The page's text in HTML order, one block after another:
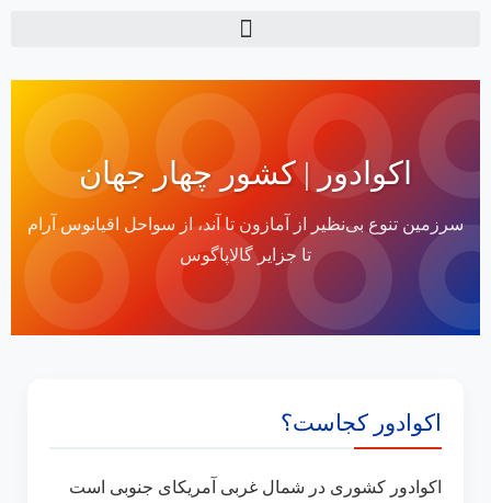
اکوادور | کشور چهار جهان
سرزمین تنوع بی‌نظیر از آمازون تا آند، از سواحل اقیانوس آرام
تا جزایر گالاپاگوس
اکوادور کجاست؟
اکوادور کشوری در شمال غربی آمریکای جنوبی است